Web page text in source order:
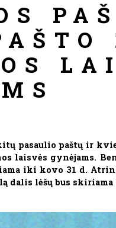
pasaulio paštų ir
laisvės gynėjams.
iki kovo 31 d.
dalis lėšų bus